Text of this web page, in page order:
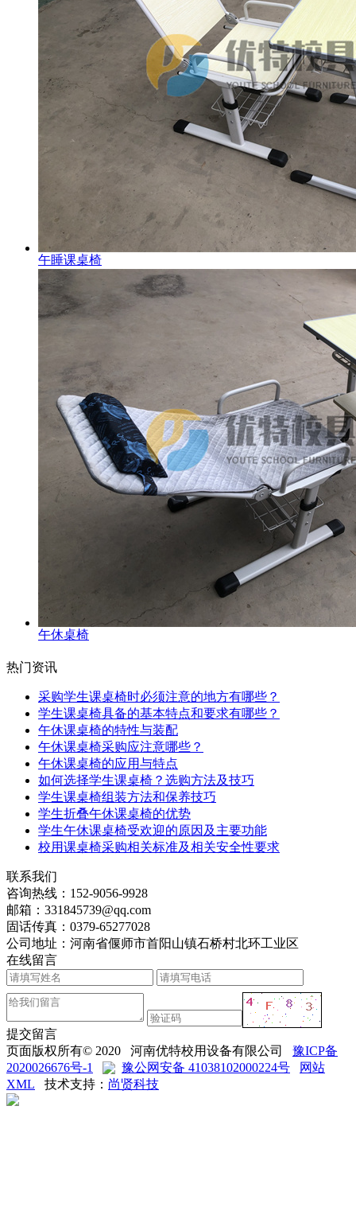
午睡课桌椅
午休桌椅
热门资讯
采购学生课桌椅时必须注意的地方有哪些？
学生课桌椅具备的基本特点和要求有哪些？
午休课桌椅的特性与装配
午休课桌椅采购应注意哪些？
午休课桌椅的应用与特点
如何选择学生课桌椅？选购方法及技巧
学生课桌椅组装方法和保养技巧
学生折叠午休课桌椅的优势
学生午休课桌椅受欢迎的原因及主要功能
校用课桌椅采购相关标准及相关安全性要求
联系我们
咨询热线： 152-9056-9928
邮箱： 331845739@qq.com
固话传真： 0379-65277028
公司地址：河南省偃师市首阳山镇石桥村北环工业区
在线留言
提交留言
页面版权所有© 2020 河南优特校用设备有限公司 豫ICP备
2020026676号-1
豫公网安备 41038102000224号
网站
XML 技术支持： 尚贤科技